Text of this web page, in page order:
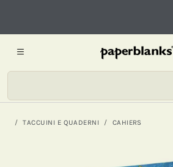
TACCUINI E QUADERNI CAHIERS